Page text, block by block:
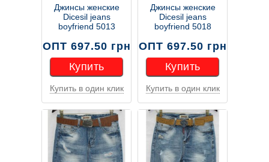
Джинсы женские
Dicesil jeans
boyfriend 5013
ОПТ 697.50 грн
Купить
Купить
Купить в один клик
Джинсы женские
Dicesil jeans
boyfriend 5018
ОПТ 697.50 грн
Купить
Купить
Купить в один клик